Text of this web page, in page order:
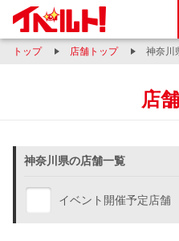
トップ 店舗トップ 神奈川
店
神奈川県の店舗一覧
イベント開催予定店舗